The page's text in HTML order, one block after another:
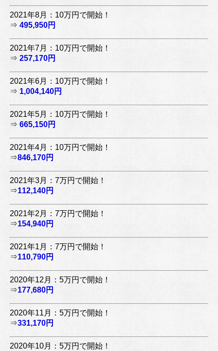
2021年8月：10万円で開始！
⇒ 495,950円
2021年7月：10万円で開始！
⇒ 257,170円
2021年6月：10万円で開始！
⇒ 1,004,140円
2021年5月：10万円で開始！
⇒ 665,150円
2021年4月：10万円で開始！
⇒846,170円
2021年3月：7万円で開始！
⇒112,140円
2021年2月：7万円で開始！
⇒154,940円
2021年1月：7万円で開始！
⇒110,790円
2020年12月：5万円で開始！
⇒177,680円
2020年11月：5万円で開始！
⇒331,170円
2020年10月：5万円で開始！